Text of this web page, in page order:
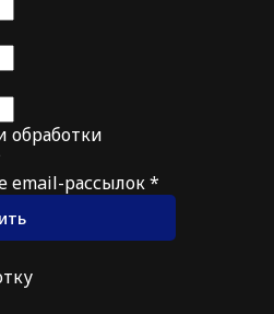
обработки
email-рассылок *